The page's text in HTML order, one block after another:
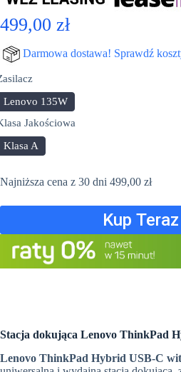
499,00 zł
Darmowa dostawa! Sprawdź
Lenovo 135W
Jakościowa
Klasa A
Najniższa cena z 30 dni 499,00 zł
Kup Teraz
Stacja dokująca Lenovo ThinkPad
Lenovo ThinkPad Hybrid USB-C